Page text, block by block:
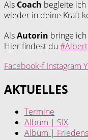
Als Coach begleite
wieder in deine Kraft
AlsAutorin bringe
Hier findest du
Facebook-f Instagram
AKTUELLES
Termine
Album | SIX
Album |